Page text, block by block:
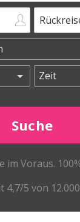
im Voraus.
4,7/5 von